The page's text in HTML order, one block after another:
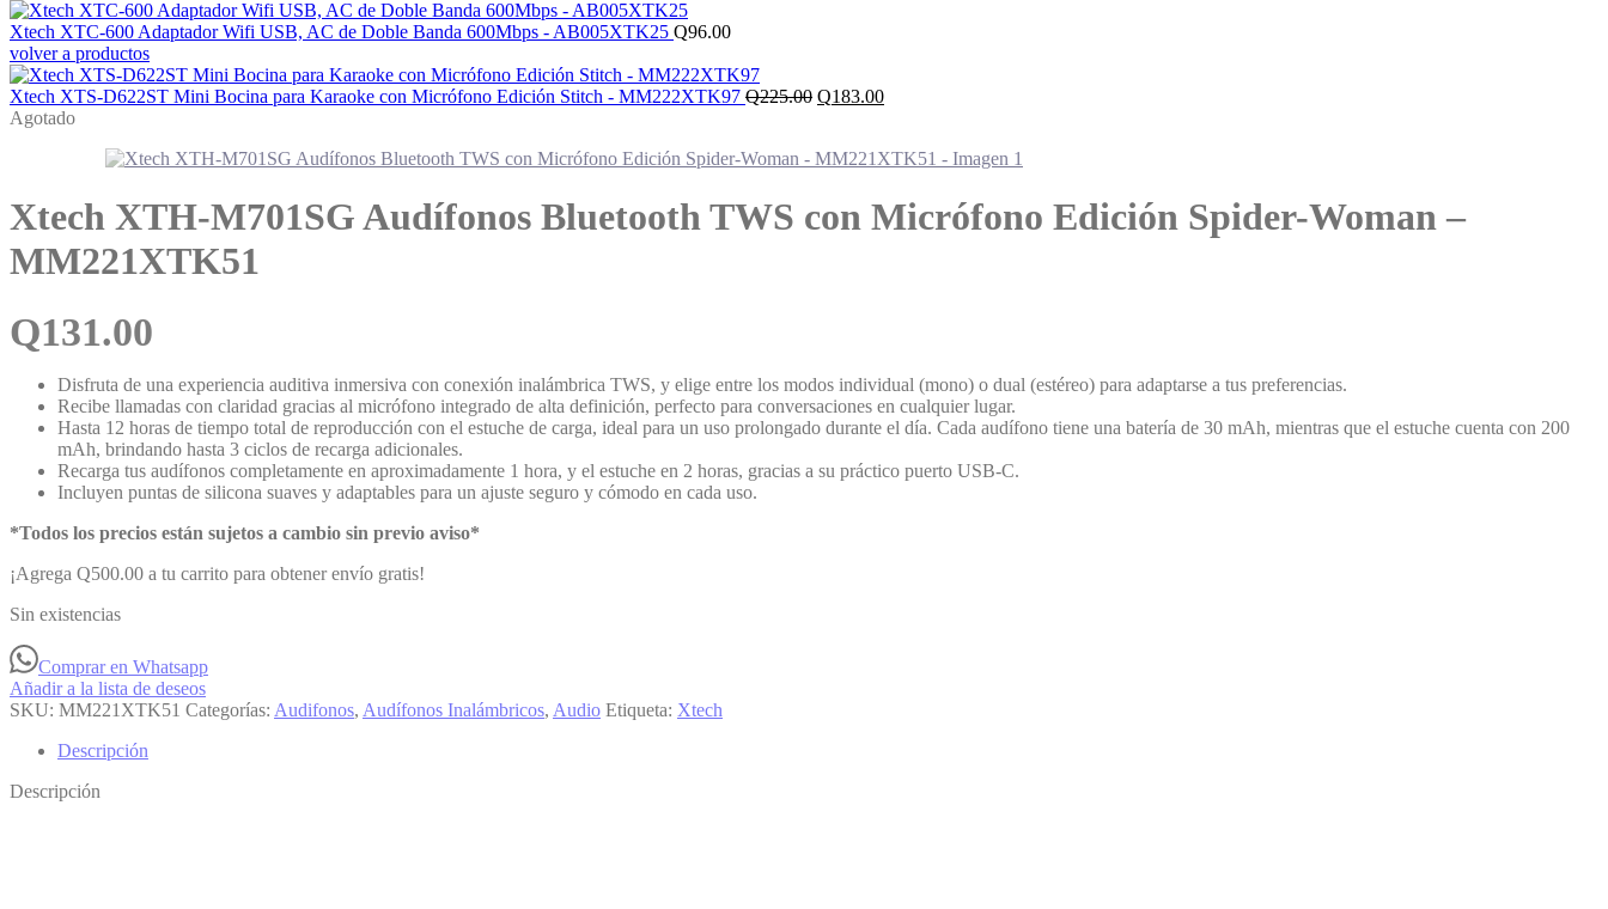
Xtech XTC-600 Adaptador Wifi USB, AC de Doble Banda 600Mbps - AB005XTK25 Q96.00
volver a productos
Xtech XTS-D622ST Mini Bocina para Karaoke con Micrófono Edición Stitch - MM222XTK97 Q225.00 El
era:
Q183.00El
es:
Agotado
Xtech XTH-M701SG Audífonos Bluetooth TWS con Micrófono Edición Spider-Woman –
MM221XTK51
Q131.00
Disfruta de una experiencia auditiva inmersiva con conexión inalámbrica TWS, y elige entre los modos individual (mono) o dual (estéreo) para adaptarse a tus preferencias.
Recibe llamadas con claridad gracias al micrófono integrado de alta definición, perfecto para conversaciones en cualquier lugar.
Hasta 12 horas de tiempo total de reproducción con el estuche de carga, ideal para un uso prolongado durante el día. Cada audífono tiene una batería de 30 mAh, mientras que el estuche cuenta con 200
mAh, brindando hasta 3 ciclos de recarga adicionales.
Recarga tus audífonos completamente en aproximadamente 1 hora, y el estuche en 2 horas, gracias a su práctico puerto USB-C.
Incluyen puntas de silicona suaves y adaptables para un ajuste seguro y cómodo en cada uso.
*Todos los precios están sujetos a cambio sin previo aviso*
¡Agrega Q500.00 a tu carrito para obtener envío gratis!
Sin existencias
Comprar en Whatsapp
Añadir a la lista de deseos
SKU: MM221XTK51 Categorías: Audifonos, Audífonos Inalámbricos, Audio Etiqueta: Xtech
Descripción
Descripción